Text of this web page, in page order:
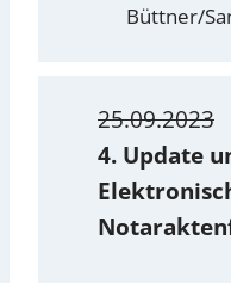
Büttner/
25.09.2023
4. Update